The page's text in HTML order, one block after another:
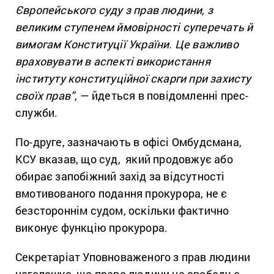
Європейського суду з прав людини, з
великим ступенем ймовірності суперечать й
вимогам Конституції України. Це важливо
враховувати в аспекті використання
інституту конституційної скарги при захисту
своїх прав”, — йдеться в повідомленні прес-
служби.
По-друге, зазначають в офісі Омбудсмана,
КСУ вказав, що суд, який продовжує або
обирає запобіжний захід за відсутності
вмотивованого подання прокурора, не є
безстороннім судом, оскільки фактично
виконує функцію прокурора.
Секретаріат Уповноваженого з прав людини